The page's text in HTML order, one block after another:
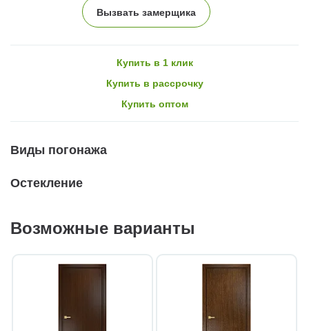
Вызвать замерщика
Купить в 1 клик
Купить в рассрочку
Купить оптом
Виды погонажа
Остекление
Возможные варианты